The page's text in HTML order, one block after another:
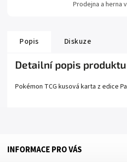
Prodejna a herna
Popis Diskuze
Detailní popis produktu
Pokémon TCG kusová karta z edice
INFORMACE PRO VÁS